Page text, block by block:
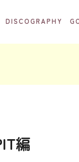
DISCOGRAPHY
編